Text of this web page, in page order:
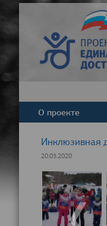
О проекте
Инклюзивная
20.03.2020